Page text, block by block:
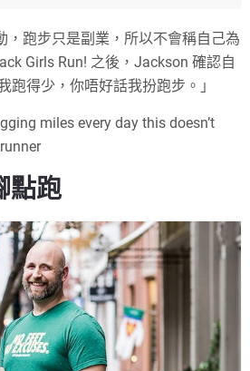
，跑步只是副業，所以不會稱自己為
Girls Run! 之後，Jackson 確認自
跑得少，你唔好話我扮跑步。」
miles every day this doesn’t
點跑